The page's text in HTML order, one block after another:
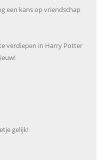
een kans op vriendschap
verdiepen in Harry Potter
gelijk!